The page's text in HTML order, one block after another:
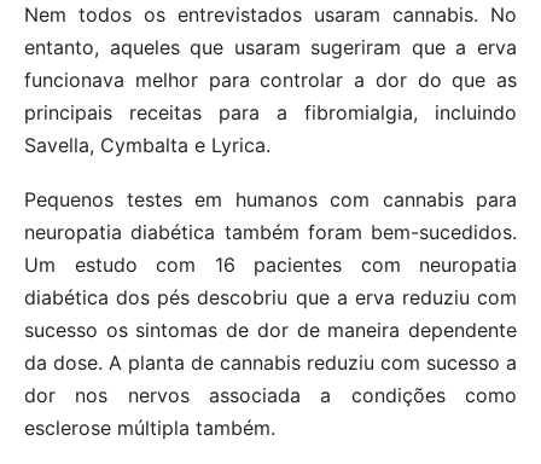
Nem todos os entrevistados usaram cannabis. No
entanto, aqueles que usaram sugeriram que a erva
funcionava melhor para controlar a dor do que as
principais receitas para a fibromialgia, incluindo
Savella, Cymbalta e Lyrica.
Pequenos testes em humanos com cannabis para
neuropatia diabética também foram bem-sucedidos.
Um estudo com 16 pacientes com neuropatia
diabética dos pés descobriu que a erva reduziu com
sucesso os sintomas de dor de maneira dependente
da dose. A planta de cannabis reduziu com sucesso a
dor nos nervos associada a condições como
esclerose múltipla também.